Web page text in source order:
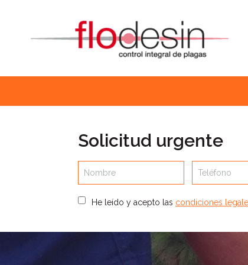
Solicitud urgente
Nombre Teléfono
He leído y acepto las condiciones